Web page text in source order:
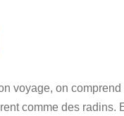
voyage, on
comme des radins.